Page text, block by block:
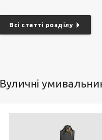
Всі статті розділу
Вуличні